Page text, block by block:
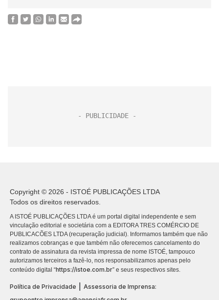
Copyright © 2026 - ISTOÉ PUBLICAÇÕES LTDA
Todos os direitos reservados.
A ISTOÉ PUBLICAÇÕES LTDA é um portal digital independente e sem
vinculação editorial e societária com a EDITORA TRES COMÉRCIO DE
PUBLICACÕES LTDA (recuperação judicial). Informamos também que não
realizamos cobranças e que também não oferecemos cancelamento do
contrato de assinatura da revista impressa de nome ISTOÉ, tampouco
autorizamos terceiros a fazê-lo, nos responsabilizamos apenas pelo
conteúdo digital “https://istoe.com.br” e seus respectivos sites.
Política de Privacidade
Assessoria de Imprensa: